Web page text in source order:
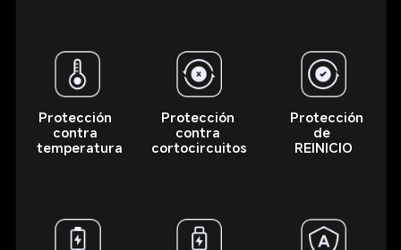
Protección
contra
temperatura
Protección
contra
cortocircuitos
Protección
de
REINICIO